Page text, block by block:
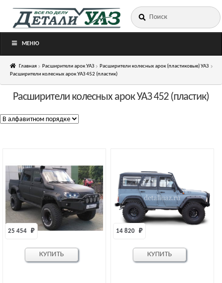
Перейти
Перейти
Искать:
МЕНЮ
Главная Расширители арок УАЗ
Расширители колесных арок (пластиковые) УАЗ
Расширители колесных арок УАЗ 452 (пластик)
Расширители колесных арок УАЗ 452 (пластик)
25 454 ₽
КУПИТЬ
14 820 ₽
КУПИТЬ